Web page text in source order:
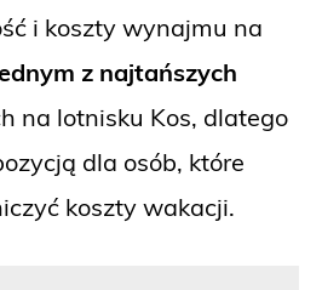
i koszty wynajmu na
z najtańszych
na lotnisku Kos, dlatego
dla osób, które
koszty wakacji.